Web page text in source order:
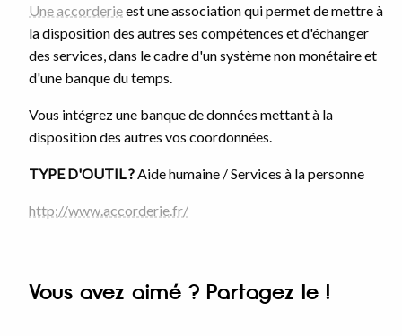
Une accorderieest une association qui permet de mettre à
la disposition des autres ses compétences et d'échanger
des services, dans le cadre d'un système non monétaire et
d'une banque du temps.
Vous intégrez une banque de données mettant à la
disposition des autres vos coordonnées.
TYPE D'OUTIL ? Aide humaine / Services à la personne
http://www.accorderie.fr/
Vous avez aimé ? Partagez le !